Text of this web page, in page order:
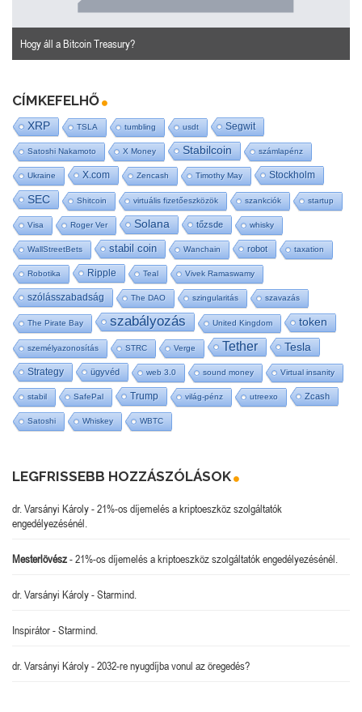
Hogy áll a Bitcoin Treasury?
CÍMKEFELHŐ
XRP TSLA tumbling usdt Segwit
Satoshi Nakamoto X Money Stabilcoin számlapénz
Ukraine X.com Zencash Timothy May Stockholm
SEC Shitcoin virtuális fizetőeszközök szankciók startup
Visa Roger Ver Solana tőzsde whisky
WallStreetBets stabil coin Wanchain robot taxation
Robotika Ripple Teal Vivek Ramaswamy
szólásszabadság The DAO szingularitás szavazás
The Pirate Bay szabályozás United Kingdom token
személyazonosítás STRC Verge Tether Tesla
Strategy ügyvéd web 3.0 sound money Virtual insanity
stabil SafePal Trump világ-pénz utreexo Zcash
Satoshi Whiskey WBTC
LEGFRISSEBB HOZZÁSZÓLÁSOK
dr. Varsányi Károly-21%-os díjemelés a kriptoeszköz szolgáltatók
engedélyezésénél.
Mesterlövész-21%-os díjemelés a kriptoeszköz szolgáltatók engedélyezésénél.
dr. Varsányi Károly-Starmind.
Inspirátor-Starmind.
dr. Varsányi Károly-2032-re nyugdíjba vonul az öregedés?